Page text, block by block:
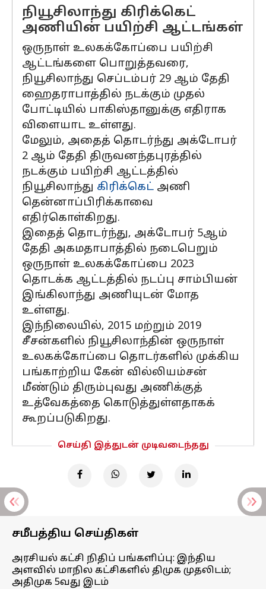
நியூசிலாந்து கிரிக்கெட்
அணியின் பயிற்சி ஆட்டங்கள்
ஒருநாள் உலகக்கோப்பை பயிற்சி
ஆட்டங்களை பொறுத்தவரை,
நியூசிலாந்து செப்டம்பர் 29 ஆம் தேதி
ஹைதராபாத்தில் நடக்கும் முதல்
போட்டியில் பாகிஸ்தானுக்கு எதிராக
விளையாட உள்ளது.
மேலும், அதைத் தொடர்ந்து அக்டோபர்
2 ஆம் தேதி திருவனந்தபுரத்தில்
நடக்கும் பயிற்சி ஆட்டத்தில்
நியூசிலாந்து கிரிக்கெட் அணி
தென்னாப்பிரிக்காவை
எதிர்கொள்கிறது.
இதைத் தொடர்ந்து, அக்டோபர் 5ஆம்
தேதி அகமதாபாத்தில் நடைபெறும்
ஒருநாள் உலகக்கோப்பை 2023
தொடக்க ஆட்டத்தில் நடப்பு சாம்பியன்
இங்கிலாந்து அணியுடன் மோத
உள்ளது.
இந்நிலையில், 2015 மற்றும் 2019
சீசன்களில் நியூசிலாந்தின் ஒருநாள்
உலகக்கோப்பை தொடர்களில் முக்கிய
பங்காற்றிய கேன் வில்லியம்சன்
மீண்டும் திரும்புவது அணிக்குத்
உத்வேகத்தை கொடுத்துள்ளதாகக்
கூறப்படுகிறது.
செய்தி இத்துடன் முடிவடைந்தது
சமீபத்திய செய்திகள்
அரசியல் கட்சி நிதிப் பங்களிப்பு: இந்திய
அளவில் மாநில கட்சிகளில் திமுக முதலிடம்;
அதிமுக 5வது இடம்